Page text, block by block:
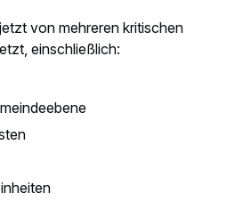
von mehreren kritischen
einschließlich: